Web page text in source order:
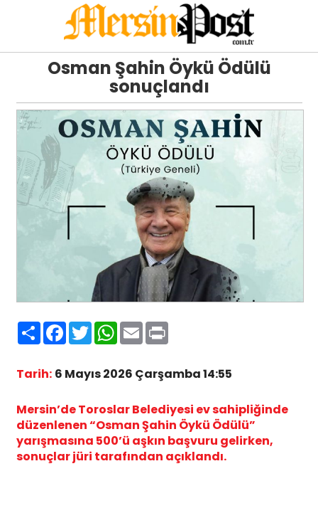
Osman Şahin Öykü Ödülü
sonuçlandı
PaylaşFacebook
TwitterWhatsApp
EmailPrint
Tarih: 6 Mayıs 2026 Çarşamba 14:55
Mersin’de Toroslar Belediyesi ev sahipliğinde
düzenlenen “Osman Şahin Öykü Ödülü”
yarışmasına 500’ü aşkın başvuru gelirken,
sonuçlar jüri tarafından açıklandı.